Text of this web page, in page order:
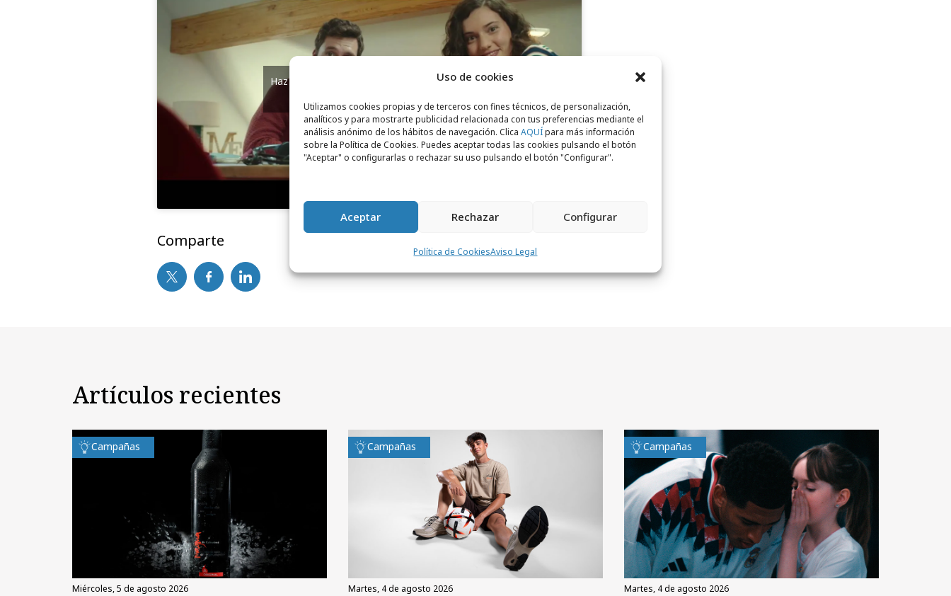
Uso de cookies
Utilizamos cookies propias y de terceros con fines técnicos, de personalización,
analíticos y para mostrarte publicidad relacionada con tus preferencias mediante el
análisis anónimo de los hábitos de navegación. Clica AQUÍpara más información
sobre la Política de Cookies. Puedes aceptar todas las cookies pulsando el botón
"Aceptar" o configurarlas o rechazar su uso pulsando el botón "Configurar".
Aceptar Rechazar Configurar
Política de CookiesAviso Legal
Haz clic para aceptar cookies de marketing
Comparte
Artículos recientes
Campañas
miércoles, 5 de agosto 2026
Campañas
martes, 4 de agosto 2026
Campañas
martes, 4 de agosto 2026